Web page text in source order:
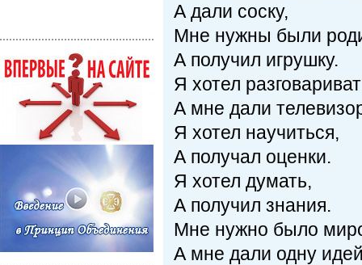
А дали соску,
Мне нужны были
А получил игрушку.
Я хотел
А мне дали
Я хотел научиться,
А получал оценки.
Я хотел думать,
А получил знания.
Мне нужно было
А мне дали одну